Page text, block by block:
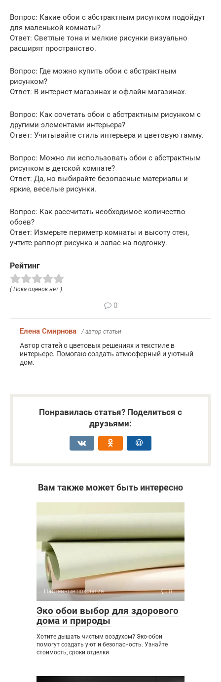
Вопрос: Какие обои с абстрактным рисунком подойдут
для маленькой комнаты?
Ответ: Светлые тона и мелкие рисунки визуально
расширят пространство.
Вопрос: Где можно купить обои с абстрактным
рисунком?
Ответ: В интернет-магазинах и офлайн-магазинах.
Вопрос: Как сочетать обои с абстрактным рисунком с
другими элементами интерьера?
Ответ: Учитывайте стиль интерьера и цветовую гамму.
Вопрос: Можно ли использовать обои с абстрактным
рисунком в детской комнате?
Ответ: Да, но выбирайте безопасные материалы и
яркие, веселые рисунки.
Вопрос: Как рассчитать необходимое количество
обоев?
Ответ: Измерьте периметр комнаты и высоту стен,
учтите раппорт рисунка и запас на подгонку.
Рейтинг
( Пока оценок нет )
0
Елена Смирнова / автор статьи
Автор статей о цветовых решениях и текстиле в
интерьере. Помогаю создать атмосферный и уютный
дом.
Понравилась статья? Поделиться с
друзьями:
Вам также может быть интересно
Настенные покрытия 0
Эко обои выбор для здорового
дома и природы
Хотите дышать чистым воздухом? Эко-обои
помогут создать уют и безопасность. Узнайте
стоимость, сроки отделки